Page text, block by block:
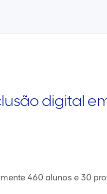
digital
460 alunos e 30